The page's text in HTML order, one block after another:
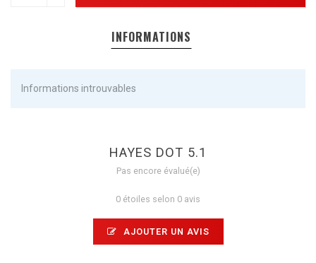
INFORMATIONS
Informations introuvables
HAYES DOT 5.1
Pas encore évalué(e)
0 étoiles selon 0 avis
AJOUTER UN AVIS